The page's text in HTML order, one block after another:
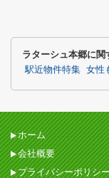
ラターシュ本郷に
駅近物件特集 女性
ホーム
会社概要
プライバシーポリシ